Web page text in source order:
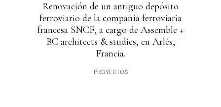
Renovación de un antiguo depósito
ferroviario de la compañía ferroviaria
francesa SNCF, a cargo de Assemble +
BC architects & studies, en Arlés,
Francia.
PROYECTOS